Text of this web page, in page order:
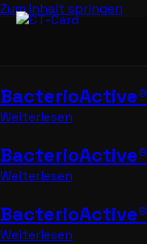
Zum Inhalt springen
Weiterlesen
BacterioActive®
Weiterlesen
Weiterlesen